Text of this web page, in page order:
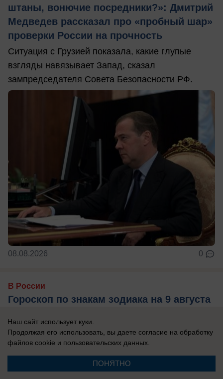
штаны, вонючие посредники?»: Дмитрий
Медведев рассказал про «пробный шар»
проверки России на прочность
Ситуация с Грузией показала, какие глупые
взгляды навязывает Запад, сказал
зампредседателя Совета Безопасности РФ.
08.08.2026 0
В России
Гороскоп по знакам зодиака на 9 августа
прислушиваться не только к логике, но и к
собственным ощущениям. Убывающая Луна
располагает к ...
Наш сайт использует куки.
Продолжая его использовать, вы даете согласие на обработку
файлов cookie и пользовательских данных.
ПОНЯТНО